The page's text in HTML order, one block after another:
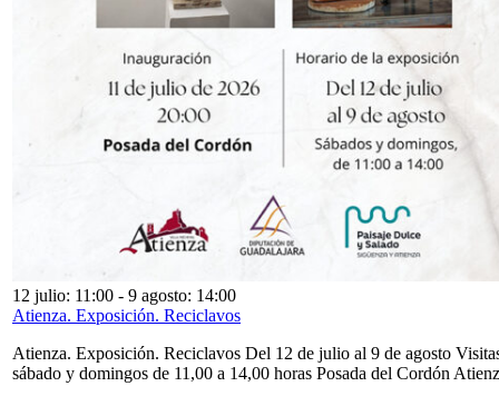
12 julio: 11:00 - 9 agosto: 14:00
Atienza. Exposición. Reciclavos
Atienza. Exposición. Reciclavos Del 12 de julio al 9 de agosto
sábado y domingos de 11,00 a 14,00 horas Posada del Cordón